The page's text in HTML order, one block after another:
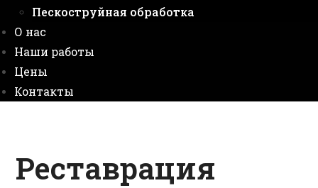
Пескоструйная обработка
О нас
Наши работы
Цены
Контакты
Реставрация